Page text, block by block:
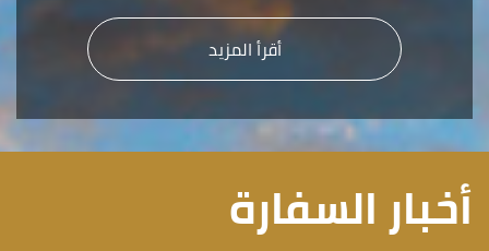
أقرأ المزيد
أخبار السفارة